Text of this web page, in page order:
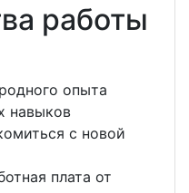
работы
опыта
навыков
с новой
плата от